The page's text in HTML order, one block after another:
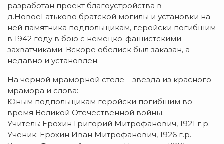
разработан проект благоустройства в
д.НовоеГатьково братской могилы и установки на
ней памятника подпольщикам, геройски погибшим
в 1942 году в бою с немецко-фашистскими
захватчиками. Вскоре обелиск был заказан, а
недавно и установлен.
На черной мраморной стеле – звезда из красного
мрамора и слова:
Юным подпольщикам геройски погибшим во
время Великой Отечественной войны.
Учитель: Ерохин Григорий Митрофанович, 1921 г.р.
Ученик: Ерохин Иван Митрофанович, 1926 г.р.